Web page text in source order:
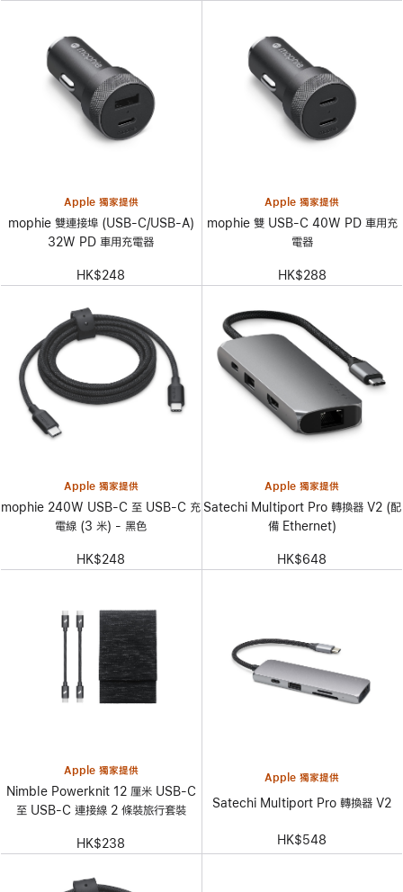
Apple 獨家提供
mophie 雙連接埠 (USB-C/USB-A)
32W PD 車用充電器
HK$248
Apple 獨家提供
mophie 雙 USB-C 40W PD 車用充
電器
HK$288
Apple 獨家提供
mophie 240W USB-C 至 USB-C 充
電線 (3 米) - 黑色
HK$248
Apple 獨家提供
Satechi Multiport Pro 轉換器 V2 (配
備 Ethernet)
HK$648
Apple 獨家提供
Nimble Powerknit 12 厘米 USB-C
至 USB-C 連接線 2 條裝旅行套裝
HK$238
Apple 獨家提供
Satechi Multiport Pro 轉換器 V2
HK$548